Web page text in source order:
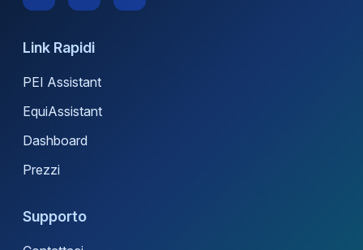
Link Rapidi
PEI Assistant
EquiAssistant
Dashboard
Prezzi
Supporto